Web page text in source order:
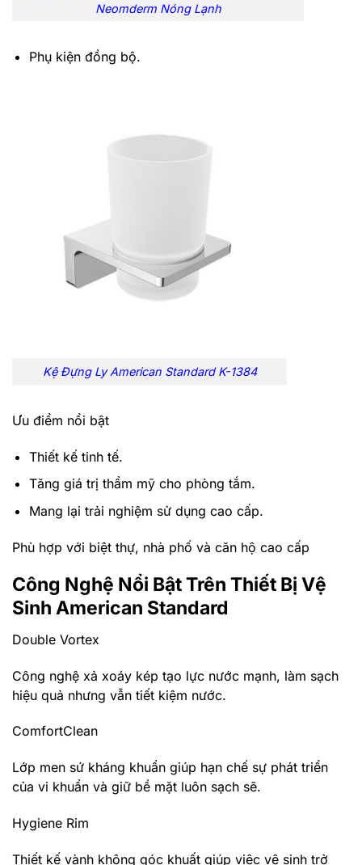
Neomderm Nóng Lạnh
Phụ kiện đồng bộ.
Kệ Đựng Ly American Standard K-1384
Ưu điểm nổi bật
Thiết kế tinh tế.
Tăng giá trị thẩm mỹ cho phòng tắm.
Mang lại trải nghiệm sử dụng cao cấp.
Phù hợp với biệt thự, nhà phố và căn hộ cao cấp
Công Nghệ Nổi Bật Trên Thiết Bị Vệ
Sinh American Standard
Double Vortex
Công nghệ xả xoáy kép tạo lực nước mạnh, làm sạch
hiệu quả nhưng vẫn tiết kiệm nước.
ComfortClean
Lớp men sứ kháng khuẩn giúp hạn chế sự phát triển
của vi khuẩn và giữ bề mặt luôn sạch sẽ.
Hygiene Rim
Thiết kế vành không góc khuất giúp việc vệ sinh trở